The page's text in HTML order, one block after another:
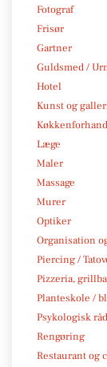
Fotograf
Frisør
Gartner
Guldsmed /
Hotel
Kunst og
Læge
Maler
Massage
Murer
Optiker
Organisation
Piercing /
Pizzeria,
Planteskole /
Psykologisk
Rengøring
Restaurant og